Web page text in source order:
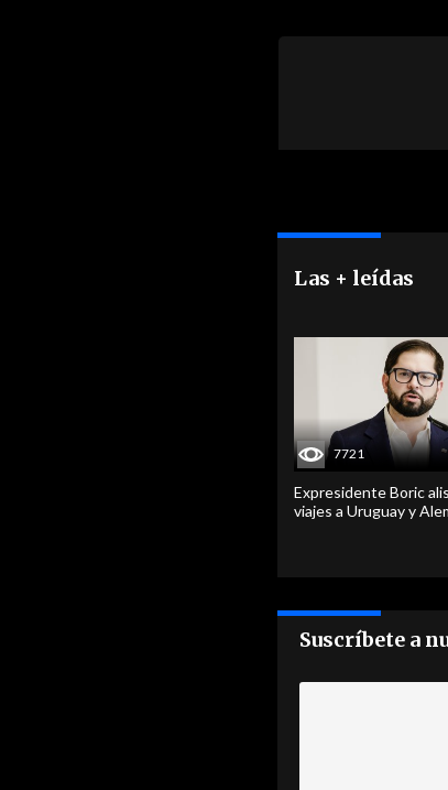
Las + leídas
7721
Expresidente Boric
viajes a Uruguay y
Suscríbete a